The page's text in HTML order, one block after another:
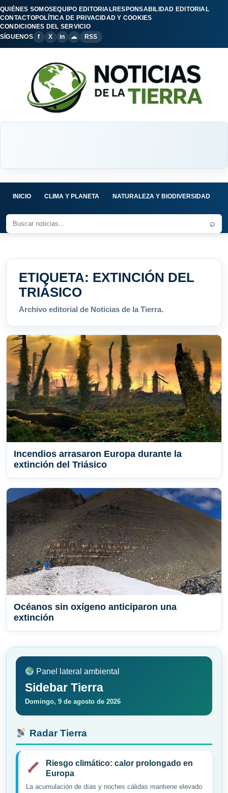
QUIÉNES SOMOSEQUIPO EDITORIALRESPONSABILIDAD EDITORIAL
CONTACTOPOLÍTICA DE PRIVACIDAD Y COOKIES
CONDICIONES DEL SERVICIO
SÍGUENOS
f X in ☁ RSS
INICIO CLIMA Y PLANETA NATURALEZA Y BIODIVERSIDAD
⌕
ETIQUETA: EXTINCIÓN DEL
TRIÁSICO
Archivo editorial de Noticias de la Tierra.
Incendios arrasaron Europa durante la
extinción del Triásico
Océanos sin oxígeno anticiparon una
extinción
Panel lateral ambiental
Sidebar Tierra
Domingo, 9 de agosto de 2026
Radar Tierra
Riesgo climático: calor prolongado en
Europa
La acumulación de días y noches cálidas mantiene elevado